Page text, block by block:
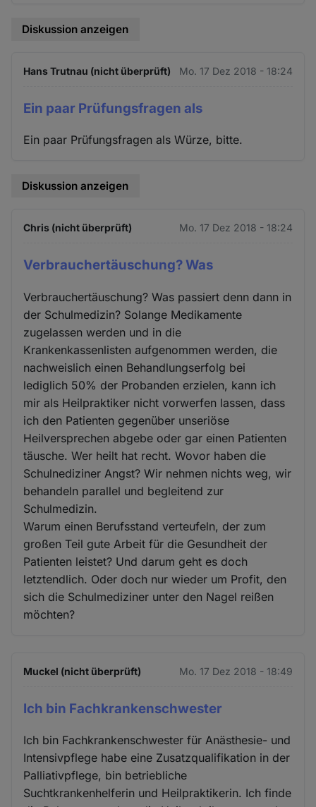
Diskussion anzeigen
Hans Trutnau (nicht überprüft) Mo. 17 Dez 2018 - 18:24
Ein paar Prüfungsfragen als
Ein paar Prüfungsfragen als Würze, bitte.
Diskussion anzeigen
Chris (nicht überprüft) Mo. 17 Dez 2018 - 18:24
Verbrauchertäuschung? Was
Verbrauchertäuschung? Was passiert denn dann in
der Schulmedizin? Solange Medikamente
zugelassen werden und in die
Krankenkassenlisten aufgenommen werden, die
nachweislich einen Behandlungserfolg bei
lediglich 50% der Probanden erzielen, kann ich
mir als Heilpraktiker nicht vorwerfen lassen, dass
ich den Patienten gegenüber unseriöse
Heilversprechen abgebe oder gar einen Patienten
täusche. Wer heilt hat recht. Wovor haben die
Schulnediziner Angst? Wir nehmen nichts weg, wir
behandeln parallel und begleitend zur
Schulmedizin.
Warum einen Berufsstand verteufeln, der zum
großen Teil gute Arbeit für die Gesundheit der
Patienten leistet? Und darum geht es doch
letztendlich. Oder doch nur wieder um Profit, den
sich die Schulmediziner unter den Nagel reißen
möchten?
Muckel (nicht überprüft) Mo. 17 Dez 2018 - 18:49
Ich bin Fachkrankenschwester
Ich bin Fachkrankenschwester für Anästhesie- und
Intensivpflege habe eine Zusatzqualifikation in der
Palliativpflege, bin betriebliche
Suchtkrankenhelferin und Heilpraktikerin. Ich finde